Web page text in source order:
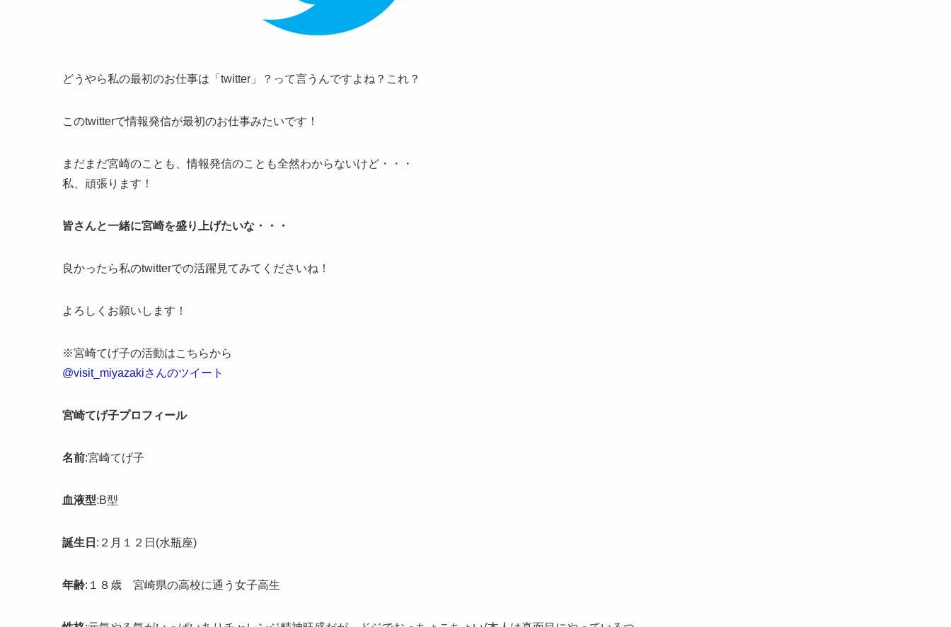
どうやら私の最初のお仕事は「twitter」？って言うんですよね？これ？
このtwitterで情報発信が最初のお仕事みたいです！
まだまだ宮崎のことも、情報発信のことも全然わからないけど・・・
私、頑張ります！
皆さんと一緒に宮崎を盛り上げたいな・・・
良かったら私のtwitterでの活躍見てみてくださいね！
よろしくお願いします！
※宮崎てげ子の活動はこちらから
@visit_miyazakiさんのツイート
宮崎てげ子プロフィール
名前:宮崎てげ子
血液型:B型
誕生日 :２月１２日(水瓶座)
年齢:１８歳 宮崎県の高校に通う女子高生